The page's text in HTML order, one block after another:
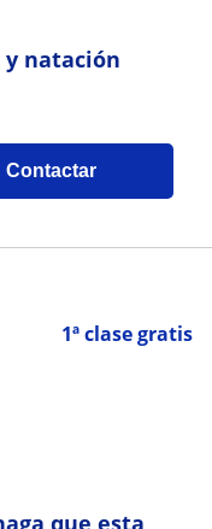
natación
Contactar
1ª clase gratis
que esta